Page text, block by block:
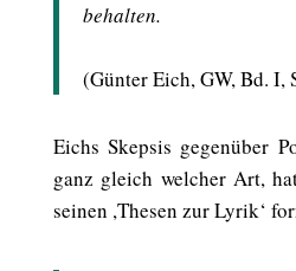
behalten.
(Günter Eich, GW, Bd. I,
Eichs Skepsis gegenüber
ganz gleich welcher Art,
seinen ,Thesen zur Lyrik‘